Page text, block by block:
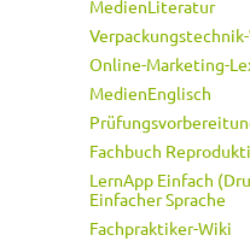
MedienLiteratur
Online-Marketing-
MedienEnglisch
Fachbuch
LernApp Einfach
Einfacher Sprache
Fachpraktiker-Wiki